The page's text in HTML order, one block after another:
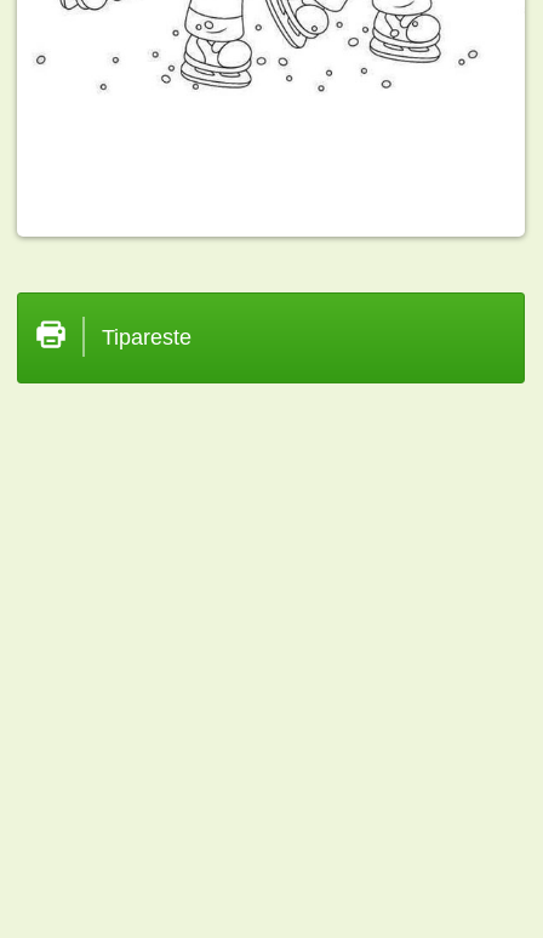
Tipareste